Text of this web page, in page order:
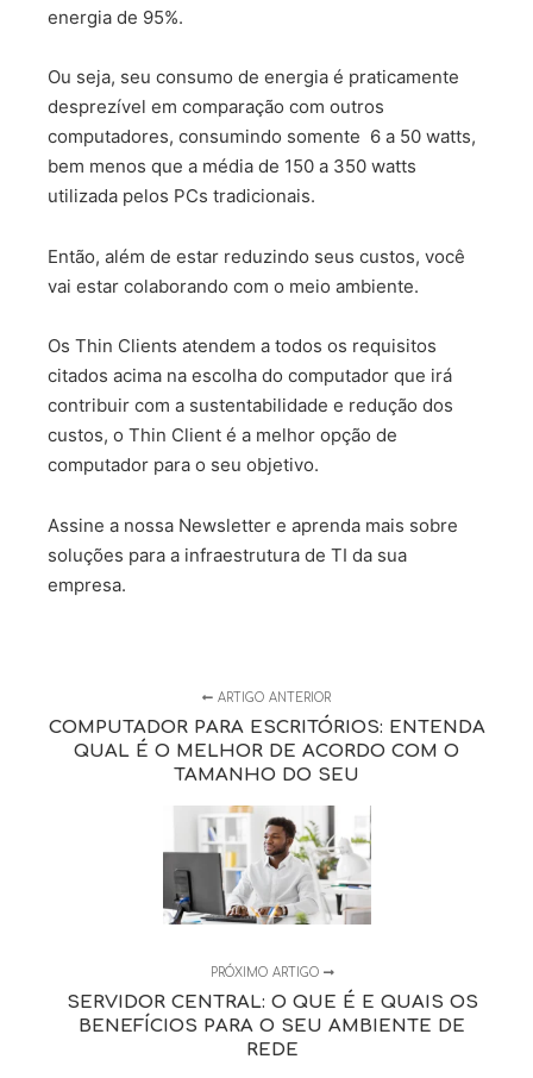
energia de 95%.
Ou seja, seu consumo de energia é praticamente
desprezível em comparação com outros
computadores, consumindo somente 6 a 50 watts,
bem menos que a média de 150 a 350 watts
utilizada pelos PCs tradicionais.
Então, além de estar reduzindo seus custos, você
vai estar colaborando com o meio ambiente.
Os Thin Clients atendem a todos os requisitos
citados acima na escolha do computador que irá
contribuir com a sustentabilidade e redução dos
custos, o Thin Client é a melhor opção de
computador para o seu objetivo.
Assine a nossa Newsletter e aprenda mais sobre
soluções para a infraestrutura de TI da sua
empresa.
ARTIGO ANTERIOR
COMPUTADOR PARA ESCRITÓRIOS: ENTENDA
QUAL É O MELHOR DE ACORDO COM O
TAMANHO DO SEU
PRÓXIMO ARTIGO
SERVIDOR CENTRAL: O QUE É E QUAIS OS
BENEFÍCIOS PARA O SEU AMBIENTE DE
REDE